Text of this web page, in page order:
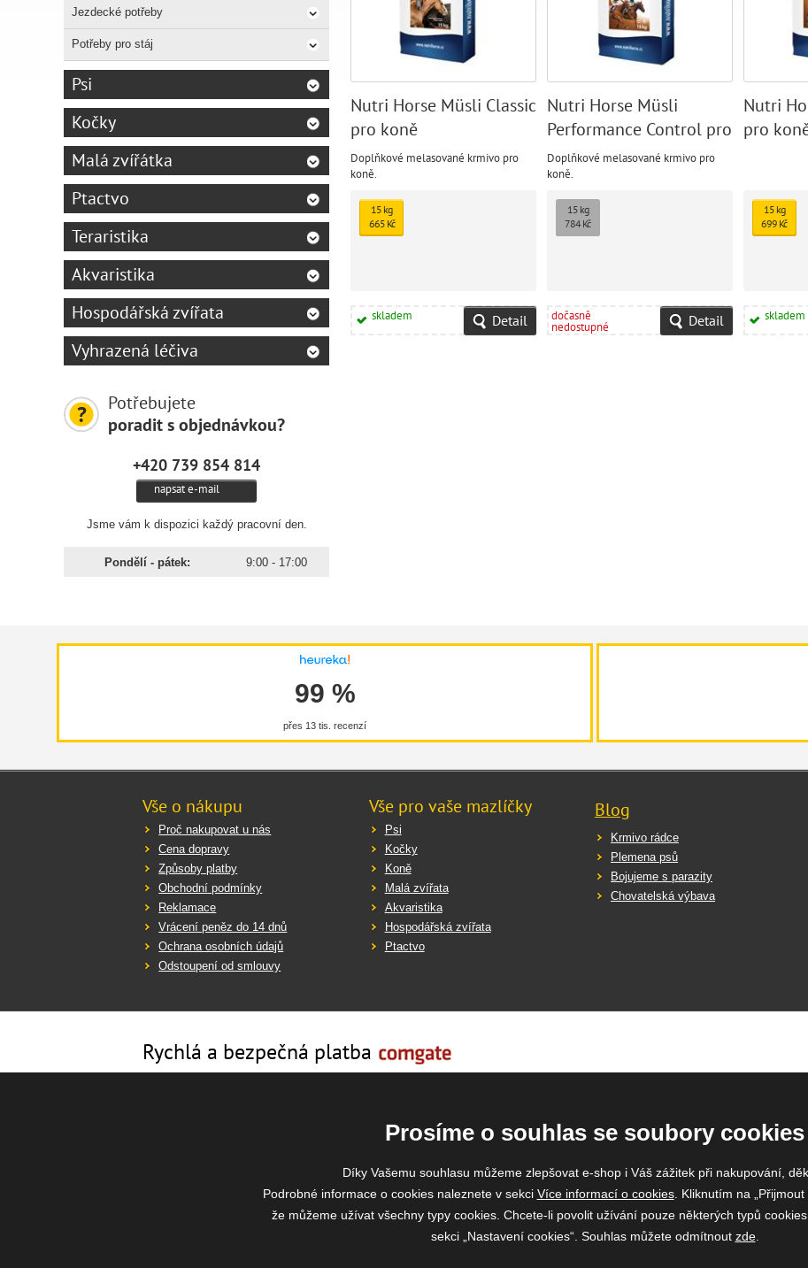
Nutri Horse Müsli Classic
pro koně
Doplňkové melasované krmivo pro
koně.
15 kg
665 Kč
skladem Detail
Nutri Horse Müsli
Performance Control pro
koně
Doplňkové melasované krmivo pro
koně.
15 kg
784 Kč
dočasně
nedostupné Detail
Nutri
pro
15 kg
699 Kč
skladem
Jezdecké potřeby
Potřeby pro stáj
Psi
Kočky
Malá zvířátka
Ptactvo
Teraristika
Akvaristika
Hospodářská zvířata
Vyhrazená léčiva
Potřebujete
poradit s objednávkou?
+420 739 854 814
napsat e-mail
Jsme vám k dispozici každý pracovní den.
Pondělí - pátek: 9:00 - 17:00
99 %
přes 13 tis. recenzí
Vše o nákupu
Proč nakupovat u nás
Cena dopravy
Způsoby platby
Obchodní podmínky
Reklamace
Vrácení peněz do 14 dnů
Ochrana osobních údajů
Odstoupení od smlouvy
Vše pro vaše mazlíčky
Psi
Kočky
Koně
Malá zvířata
Akvaristika
Hospodářská zvířata
Ptactvo
Blog
Krmivo rádce
Plemena psů
Bojujeme s parazity
Chovatelská výbava
Rychlá a bezpečná platba
Prosíme o souhlas se soubory cookies
Díky Vašemu souhlasu můžeme zlepšovat e-shop i Váš zážitek při nakupování,
Podrobné informace o cookies naleznete v sekci Více informací o cookies. Kliknutím na „Přijmout
že můžeme užívat všechny typy cookies. Chcete-li povolit užívání pouze některých typů
sekci „Nastavení cookies“. Souhlas můžete odmítnout zde.